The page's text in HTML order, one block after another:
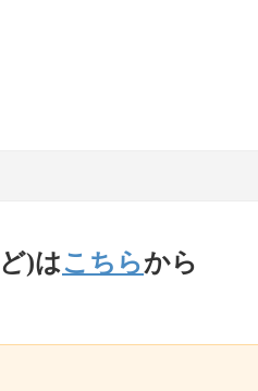
)はこちらから